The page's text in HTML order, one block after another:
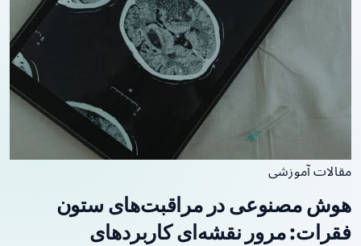
مقالات آموزشی
هوش مصنوعی در مراقبت‌های ستون
فقرات: مرور نقشه‌ای کاربردهای